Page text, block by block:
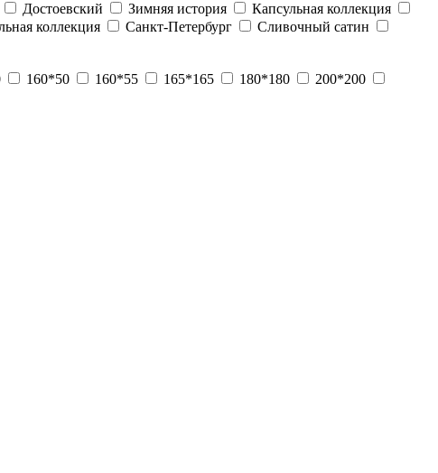
Достоевский Зимняя история
Капсульная коллекция
коллекция Санкт-Петербург
Сливочный сатин
160*50 160*55 165*165 180*180
200*200